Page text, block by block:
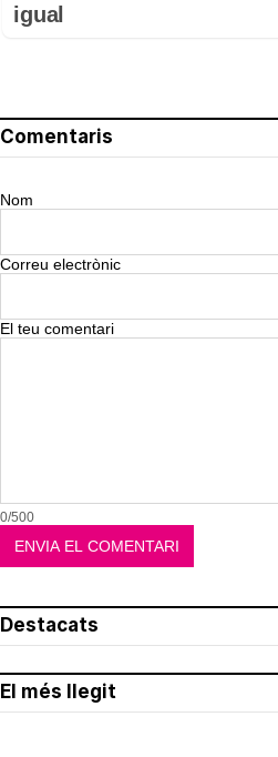
igual
Comentaris
Nom
Correu electrònic
El teu comentari
0/500
Destacats
El més llegit